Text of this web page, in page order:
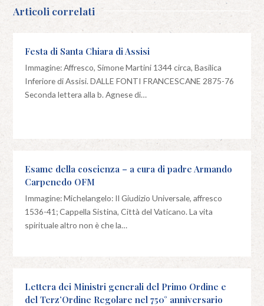
Articoli correlati
Festa di Santa Chiara di Assisi
Immagine: Affresco, Simone Martini 1344 circa, Basilica
Inferiore di Assisi. DALLE FONTI FRANCESCANE 2875-76
Seconda lettera alla b. Agnese di…
Esame della coscienza – a cura di padre Armando
Carpenedo OFM
Immagine: Michelangelo: Il Giudizio Universale, affresco
1536-41; Cappella Sistina, Città del Vaticano. La vita
spirituale altro non è che la…
Lettera dei Ministri generali del Primo Ordine e
del Terz’Ordine Regolare nel 750° anniversario